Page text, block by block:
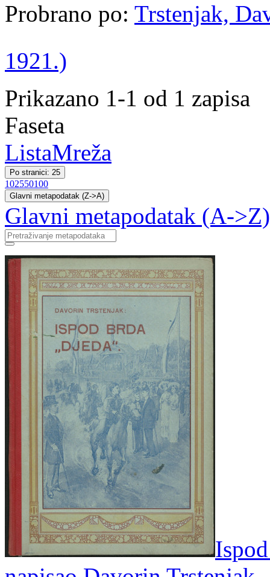
Probrano po: Trstenjak,
1921.)
Prikazano 1-1 od 1 zapisa
Faseta
ListaMreža
Po stranici: 25
102550100
Glavni metapodatak (Z->A)
Glavni metapodatak (A->Z)